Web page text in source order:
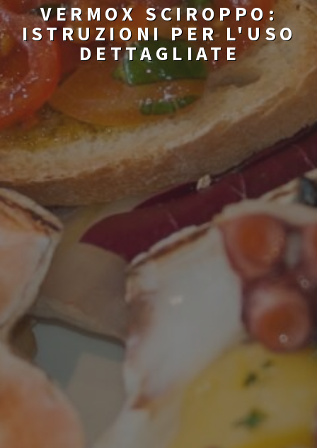
VERMOX SCIROPPO:
ISTRUZIONI PER L'USO
DETTAGLIATE